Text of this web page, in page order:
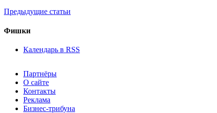
Предыдущие статьи
Фишки
Календарь в RSS
Партнёры
О сайте
Контакты
Реклама
Бизнес-трибуна